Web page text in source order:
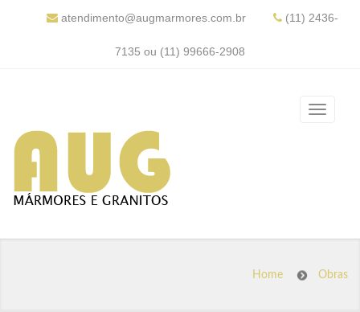
atendimento@augmarmores.com.br (11) 2436-
7135 ou (11) 99666-2908
Home Obras